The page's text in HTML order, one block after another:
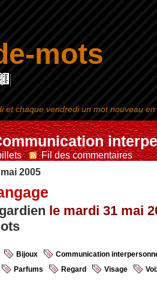
mots
Aller au contenu|
-
Fil des commentaires
2005
le mardi 31 mai
Bijoux
Communication
Parfums Regard Visage
et chaque vendredi un mot nouveau